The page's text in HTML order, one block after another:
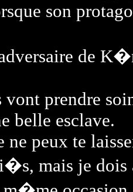
son
de
vont prendre
belle esclave.
ne peux te
mais je dois